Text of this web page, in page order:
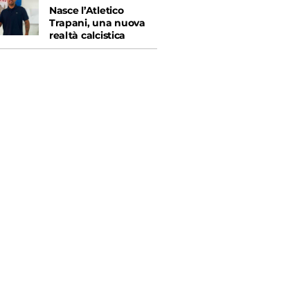
Nasce l’Atletico
Trapani, una nuova
realtà calcistica